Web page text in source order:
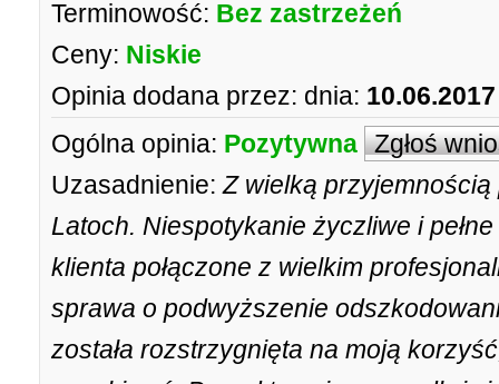
Terminowość: Bez zastrzeżeń
Ceny: Niskie
Opinia dodana przez: dnia:
Ogólna opinia: Pozytywna Zgłoś
Uzasadnienie: Z wielką
Latoch. Niespotykanie życzliwe i
klienta połączone z wielkim
sprawa o podwyższenie
została rozstrzygnięta na moją